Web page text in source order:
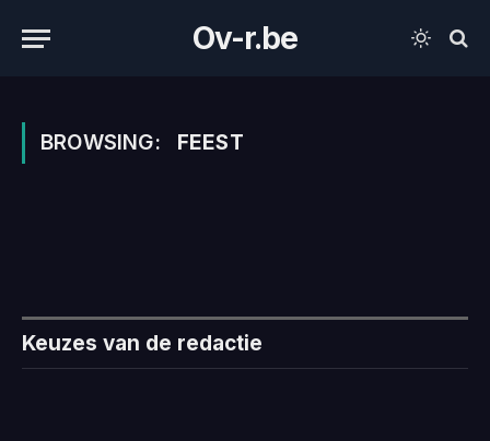
Ov-r.be
BROWSING: FEEST
Keuzes van de redactie